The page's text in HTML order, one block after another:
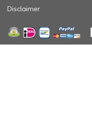
Disclaimer